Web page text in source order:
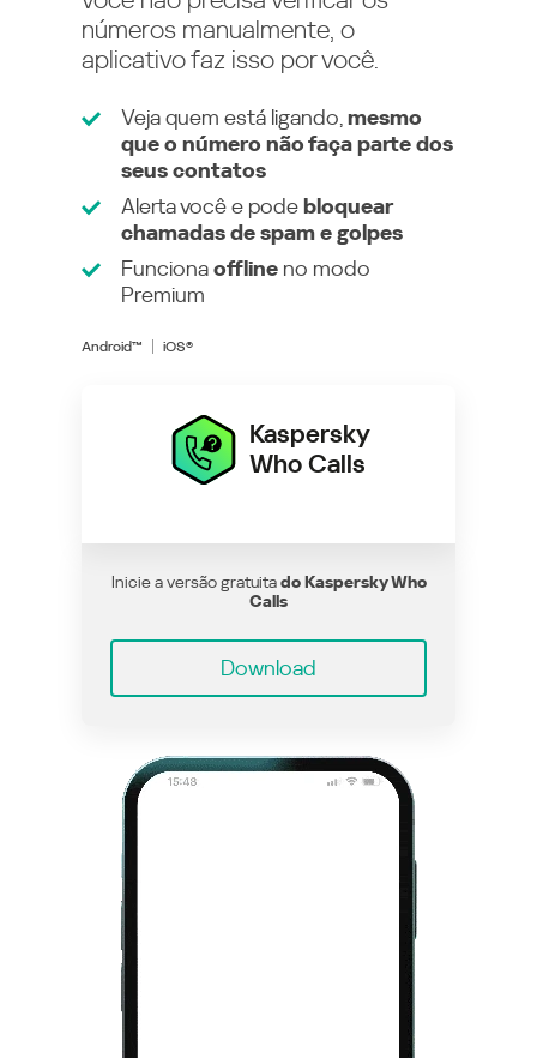
números manualmente, o
aplicativo faz isso por você.
Veja quem está ligando, mesmo
que o número não faça parte dos
seus contatos
Alerta você e podebloquear
chamadas de spam e golpes
Funcionaoffline no modo
Premium
Android™ iOS®
Kaspersky
Who Calls
Inicie a versão gratuitado Kaspersky Who
Calls
Download